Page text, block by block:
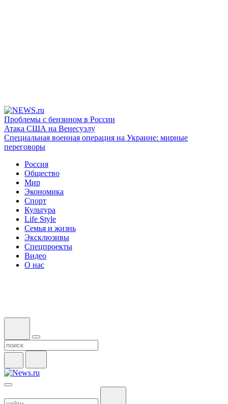
Проблемы с бензином в России
Атака США на Венесуэлу
Специальная военная операция на Украине: мирные
переговоры
Россия
Общество
Мир
Экономика
Спорт
Культура
Life Style
Семья и жизнь
Эксклюзивы
Спецпроекты
Видео
О нас